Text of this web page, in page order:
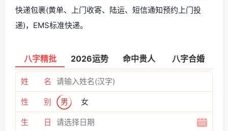
快递包裹(黄单、上门收寄、陆运、短信通知预约上门投
递)，EMS标准快递。
八字精批 2026运势 命中贵人 八字合婚
姓 名
性 别 男 女
生 日